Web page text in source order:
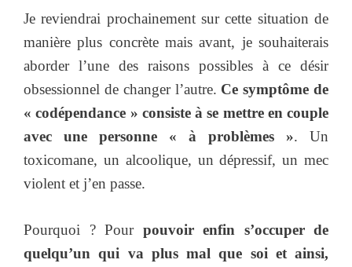
Je reviendrai prochainement sur cette situation de
manière plus concrète mais avant, je souhaiterais
aborder l’une des raisons possibles à ce désir
obsessionnel de changer l’autre. Ce symptôme de
« codépendance » consiste à se mettre en couple
avec une personne « à problèmes ». Un
toxicomane, un alcoolique, un dépressif, un mec
violent et j’en passe.
Pourquoi ? Pourpouvoir enfin s’occuper de
quelqu’un qui va plus mal que soi et ainsi,